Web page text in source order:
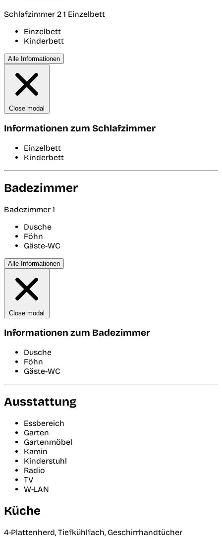
Schlafzimmer 2 1 Einzelbett
Einzelbett
Kinderbett
Alle Informationen
Close modal
Informationen zum Schlafzimmer
Einzelbett
Kinderbett
Badezimmer
Badezimmer 1
Dusche
Föhn
Gäste-WC
Alle Informationen
Close modal
Informationen zum Badezimmer
Dusche
Föhn
Gäste-WC
Ausstattung
Essbereich
Garten
Gartenmöbel
Kamin
Kinderstuhl
Radio
TV
W-LAN
Küche
4-Plattenherd, Tiefkühlfach, Geschirrhandtücher